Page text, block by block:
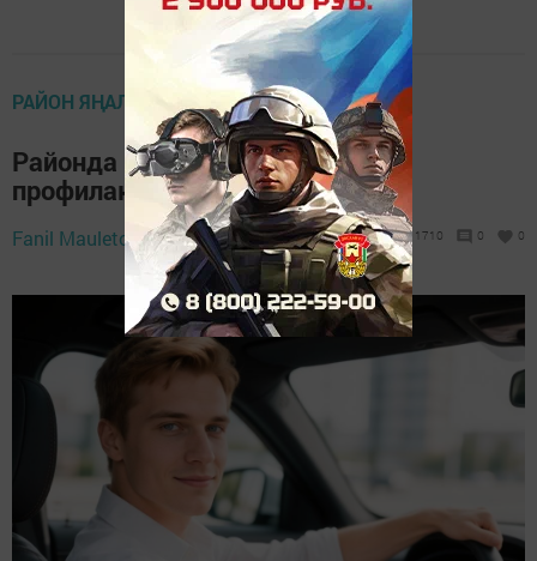
РАЙОН ЯҢАЛЫКЛАРЫ
Районда «Иминлек каешы”
профилактика чарасы бара
Fanil Mаuletov, 29 май 2026 - 15:30 1710 0 0